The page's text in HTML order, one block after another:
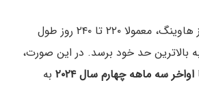
وی معتقد است پس از هاوینگ، معمولا ۲۲۰ تا ۲۴۰ روز طول
بالاترین حد خود برسد. در این صورت،
سه ماهه چهارم سال ۲۰۲۴
به